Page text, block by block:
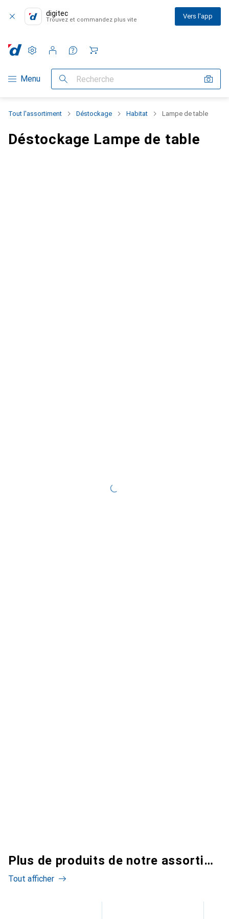
digitec
Trouvez et commandez plus vite Vers l'app
Navigation par catégorie
Menu Recherche
Paramètres
Compte client
Listes de comparaison
Listes d'envies
Panier
Tout l'assortiment Déstockage Habitat Lampe de table
Déstockage Lampe de table
Plus de produits de notre assortiment
Tout afficher